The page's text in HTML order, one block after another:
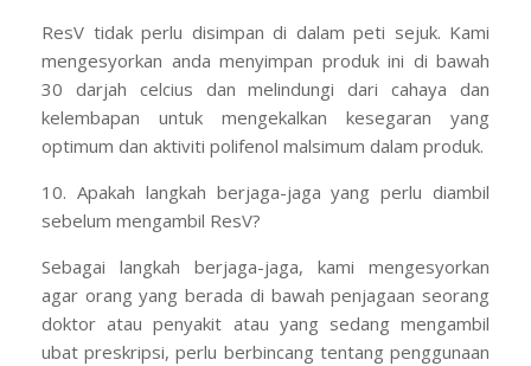
ResV tidak perlu disimpan di dalam peti sejuk. Kami
mengesyorkan anda menyimpan produk ini di bawah
30 darjah celcius dan melindungi dari cahaya dan
kelembapan untuk mengekalkan kesegaran yang
optimum dan aktiviti polifenol malsimum dalam produk.
10. Apakah langkah berjaga-jaga yang perlu diambil
sebelum mengambil ResV?
Sebagai langkah berjaga-jaga, kami mengesyorkan
agar orang yang berada di bawah penjagaan seorang
doktor atau penyakit atau yang sedang mengambil
ubat preskripsi, perlu berbincang tentang penggunaan